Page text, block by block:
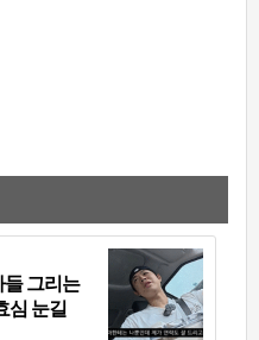
들 그리는
심 눈길